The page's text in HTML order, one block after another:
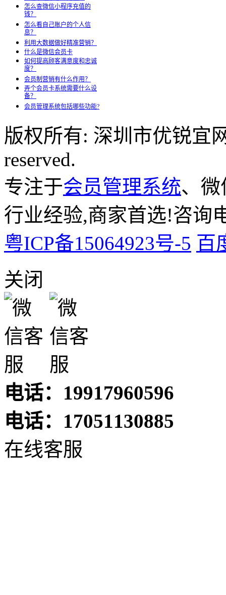
怎么查微信小程序充值的
钱？
怎么看自己账户的个人信
息？
利用大数据做好精准营销？
什么是微信会员卡
如何提高顾客满意度和忠诚
度？
会员制营销有什么作用？
弄个会员卡系统需要什么设
备？
会员管理系统包括哪些功能?
版权所有: 深圳市优锐宜
reserved.
专注于会员管理系统、
行业经验,商家首选!咨询
粤ICP备15064923号-5 百
关闭
电话：19917960596
电话：17051130885
在线客服